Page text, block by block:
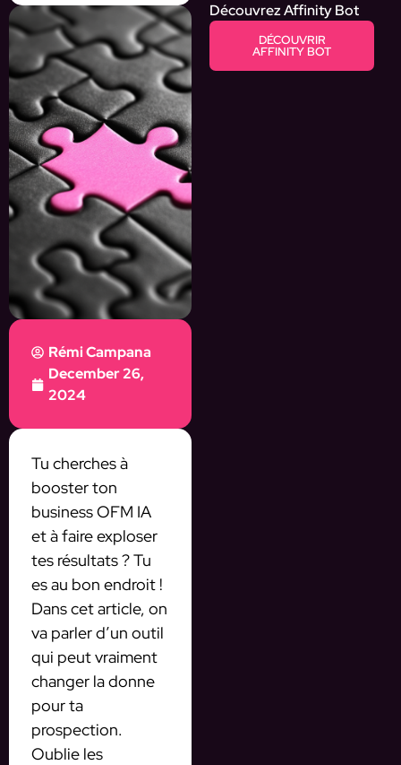
Rémi Campana
December 26,
2024
Tu cherches à
booster ton
business OFM IA
et à faire exploser
tes résultats ? Tu
es au bon endroit !
Dans cet article, on
va parler d’un outil
qui peut vraiment
changer la donne
pour ta
prospection.
Oublie les
Découvrez Affinity Bot
DÉCOUVRIR
AFFINITY BOT